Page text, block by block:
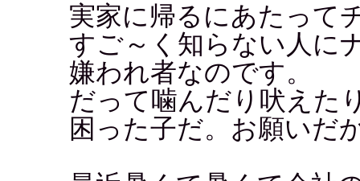
実家に帰るにあたって
すご～く知らない人に
嫌われ者なのです。
だって噛んだり吠えた
困った子だ。お願いだ